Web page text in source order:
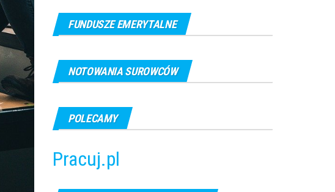
FUNDUSZE EMERYTALNE
NOTOWANIA SUROWCÓW
POLECAMY
Pracuj.pl